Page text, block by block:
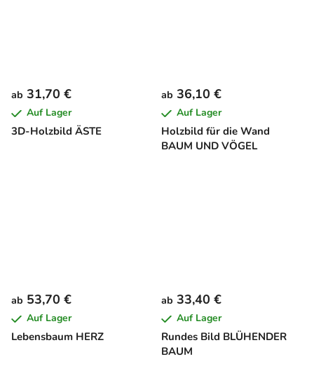
3D-Holzbild ÄSTE
ab 31,70 €
Auf Lager
Holzbild für die Wand
BAUM UND VÖGEL
ab 36,10 €
Auf Lager
Lebensbaum HERZ
ab 53,70 €
Auf Lager
Rundes Bild BLÜHENDER
BAUM
ab 33,40 €
Auf Lager